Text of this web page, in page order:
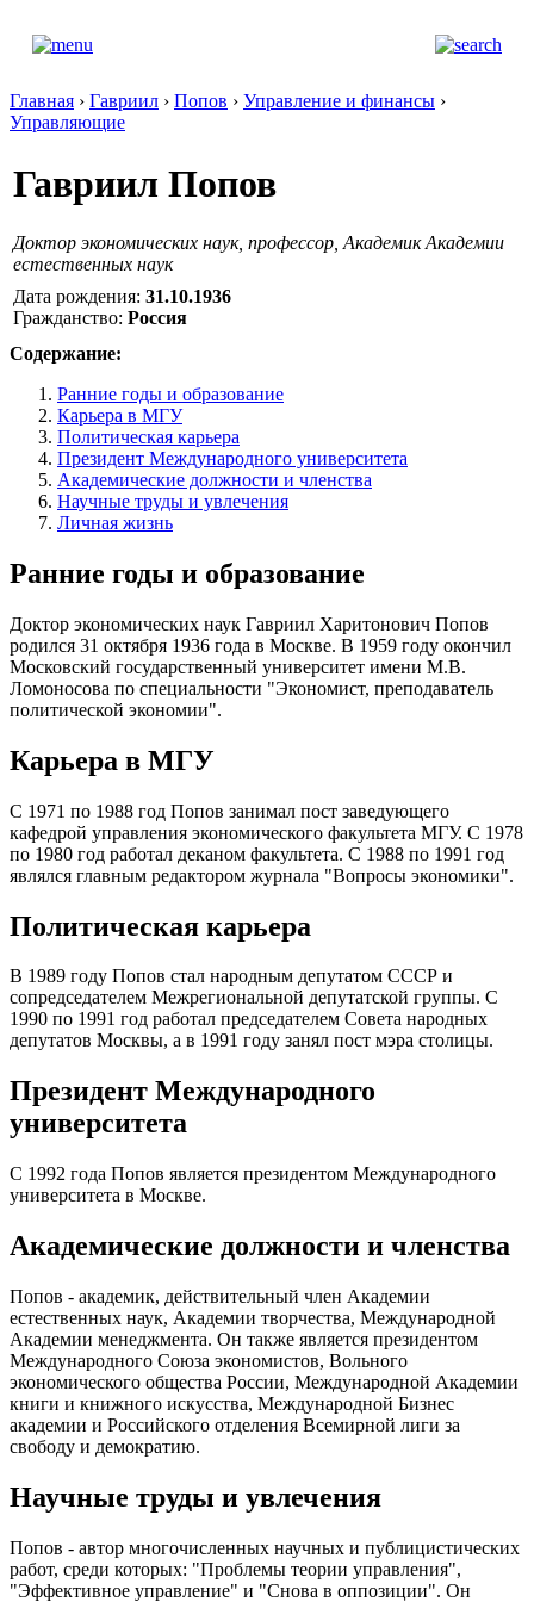
Главная › Гавриил › Попов › Управление и финансы ›
Управляющие
Гавриил Попов
Доктор экономических наук, профессор, Академик Академии
естественных наук
Дата рождения: 31.10.1936
Гражданство: Россия
Содержание:
Ранние годы и образование
Карьера в МГУ
Политическая карьера
Президент Международного университета
Академические должности и членства
Научные труды и увлечения
Личная жизнь
Ранние годы и образование
Доктор экономических наук Гавриил Харитонович Попов
родился 31 октября 1936 года в Москве. В 1959 году окончил
Московский государственный университет имени М.В.
Ломоносова по специальности "Экономист, преподаватель
политической экономии".
Карьера в МГУ
С 1971 по 1988 год Попов занимал пост заведующего
кафедрой управления экономического факультета МГУ. С 1978
по 1980 год работал деканом факультета. С 1988 по 1991 год
являлся главным редактором журнала "Вопросы экономики".
Политическая карьера
В 1989 году Попов стал народным депутатом СССР и
сопредседателем Межрегиональной депутатской группы. С
1990 по 1991 год работал председателем Совета народных
депутатов Москвы, а в 1991 году занял пост мэра столицы.
Президент Международного
университета
С 1992 года Попов является президентом Международного
университета в Москве.
Академические должности и членства
Попов - академик, действительный член Академии
естественных наук, Академии творчества, Международной
Академии менеджмента. Он также является президентом
Международного Союза экономистов, Вольного
экономического общества России, Международной Академии
книги и книжного искусства, Международной Бизнес
академии и Российского отделения Всемирной лиги за
свободу и демократию.
Научные труды и увлечения
Попов - автор многочисленных научных и публицистических
работ, среди которых: "Проблемы теории управления",
"Эффективное управление" и "Снова в оппозиции". Он